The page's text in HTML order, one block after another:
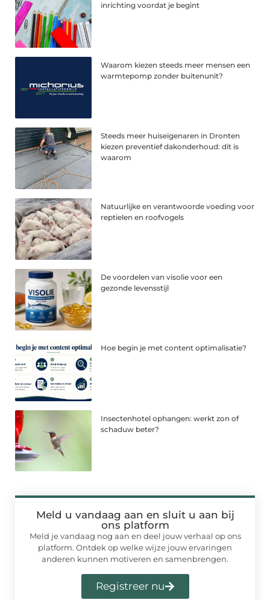
inrichting voordat je begint
Waarom kiezen steeds meer mensen een
warmtepomp zonder buitenunit?
Steeds meer huiseigenaren in Dronten
kiezen preventief dakonderhoud: dit is
waarom
Natuurlijke en verantwoorde voeding voor
reptielen en roofvogels
De voordelen van visolie voor een
gezonde levensstijl
Hoe begin je met content optimalisatie?
Insectenhotel ophangen: werkt zon of
schaduw beter?
Meld u vandaag aan en sluit u aan bij
ons platform
Meld je vandaag nog aan en deel jouw verhaal op ons
platform. Ontdek op welke wijze jouw ervaringen
anderen kunnen motiveren en samenbrengen.
Registreer nu